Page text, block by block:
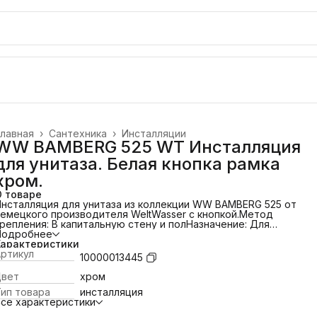
Инсталляции
Сантехника ›
›
BAMBERG 525 WT Инсталляция
унитаза. Белая кнопка рамка
товаре
для унитаза из коллекции WW BAMBERG 525 от
производителя WeltWasser с кнопкой.Метод
В капитальную стену и полНазначение: Для
унитаза
Управление: Кнопка
Регулируемая глубина: До 70 мм
крепеж унитаза: 20 и 23 смДиаметр слива: 90/110
Система изоляции: От конденсационной влаги
воды: Сверху и сбоку
напылениеОбработка углов: Лазерная
Bamberg белая
10000013445
хром
товара
инсталляция
характеристики